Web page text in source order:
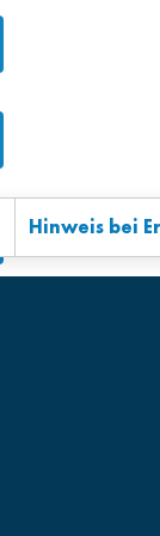
Hinweis bei